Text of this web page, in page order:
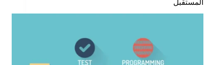
المستقبل